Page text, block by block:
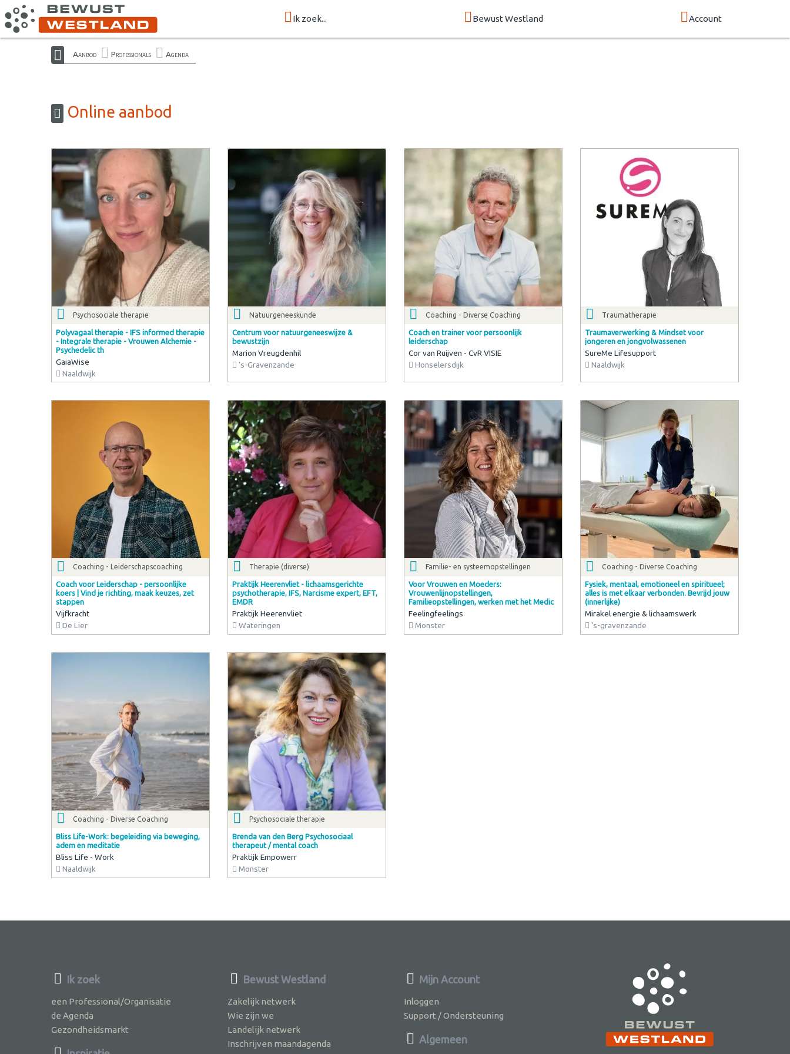
Ik zoek... Bewust Westland Account
Aanbod Professionals Agenda
Online aanbod
Psychosociale therapie
Polyvagaal therapie - IFS informed therapie
- Integrale therapie - Vrouwen Alchemie -
Psychedelic th
GaiaWise
Naaldwijk
Natuurgeneeskunde
Centrum voor natuurgeneeswijze &
bewustzijn
Marion Vreugdenhil
's-Gravenzande
Coaching - Diverse Coaching
Coach en trainer voor persoonlijk
leiderschap
Cor van Ruijven - CvR VISIE
Honselersdijk
Traumatherapie
Traumaverwerking & Mindset voor
jongeren en jongvolwassenen
SureMe Lifesupport
Naaldwijk
Coaching - Leiderschapscoaching
Coach voor Leiderschap - persoonlijke
koers | Vind je richting, maak keuzes, zet
stappen
Vijfkracht
De Lier
Therapie (diverse)
Praktijk Heerenvliet - lichaamsgerichte
psychotherapie, IFS, Narcisme expert, EFT,
EMDR
Praktijk Heerenvliet
Wateringen
Familie- en systeemopstellingen
Voor Vrouwen en Moeders:
Vrouwenlijnopstellingen,
Familieopstellingen, werken met het Medic
Feelingfeelings
Monster
Coaching - Diverse Coaching
Fysiek, mentaal, emotioneel en spiritueel;
alles is met elkaar verbonden. Bevrijd jouw
(innerlijke)
Mirakel energie & lichaamswerk
's-gravenzande
Coaching - Diverse Coaching
Bliss Life-Work: begeleiding via beweging,
adem en meditatie
Bliss Life - Work
Naaldwijk
Psychosociale therapie
Brenda van den Berg Psychosociaal
therapeut / mental coach
Praktijk Empowerr
Monster
Ik zoek
een Professional/Organisatie
de Agenda
Gezondheidsmarkt
Bewust Westland
Zakelijk netwerk
Wie zijn we
Landelijk netwerk
Inschrijven maandagenda
Mijn Account
Inloggen
Support / Ondersteuning
Algemeen